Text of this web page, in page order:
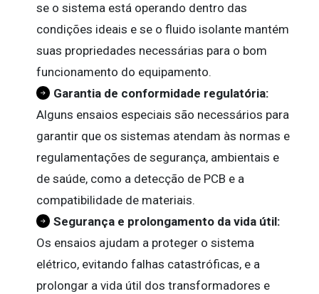
se o sistema está operando dentro das
condições ideais e se o fluido isolante mantém
suas propriedades necessárias para o bom
funcionamento do equipamento.
Garantia de conformidade regulatória:
Alguns ensaios especiais são necessários para
garantir que os sistemas atendam às normas e
regulamentações de segurança, ambientais e
de saúde, como a detecção de PCB e a
compatibilidade de materiais.
Segurança e prolongamento da vida útil:
Os ensaios ajudam a proteger o sistema
elétrico, evitando falhas catastróficas, e a
prolongar a vida útil dos transformadores e